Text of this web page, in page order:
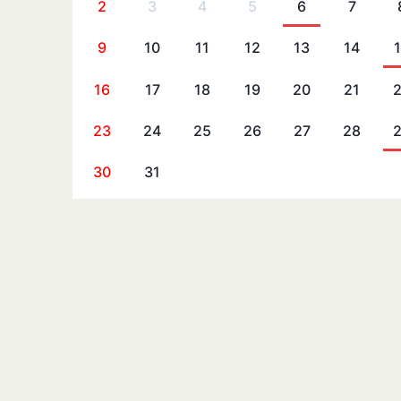
2 3 4 5 6 7
9 10 11 12 13 14
16 17 18 19 20 21
23 24 25 26 27 28
30 31